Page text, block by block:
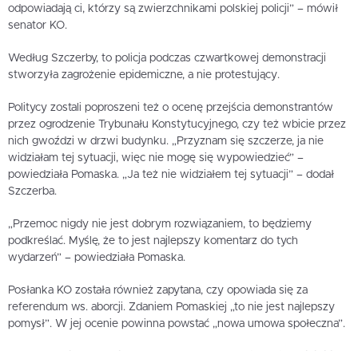
odpowiadają ci, którzy są zwierzchnikami polskiej policji” – mówił
senator KO.
Według Szczerby, to policja podczas czwartkowej demonstracji
stworzyła zagrożenie epidemiczne, a nie protestujący.
Politycy zostali poproszeni też o ocenę przejścia demonstrantów
przez ogrodzenie Trybunału Konstytucyjnego, czy też wbicie przez
nich gwoździ w drzwi budynku. „Przyznam się szczerze, ja nie
widziałam tej sytuacji, więc nie mogę się wypowiedzieć” –
powiedziała Pomaska. „Ja też nie widziałem tej sytuacji” – dodał
Szczerba.
„Przemoc nigdy nie jest dobrym rozwiązaniem, to będziemy
podkreślać. Myślę, że to jest najlepszy komentarz do tych
wydarzeń” – powiedziała Pomaska.
Posłanka KO została również zapytana, czy opowiada się za
referendum ws. aborcji. Zdaniem Pomaskiej „to nie jest najlepszy
pomysł”. W jej ocenie powinna powstać „nowa umowa społeczna”.